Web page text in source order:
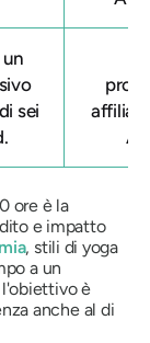
sei
ore è la
e impatto
, stili di yoga
a un
l'obiettivo è
anche al di